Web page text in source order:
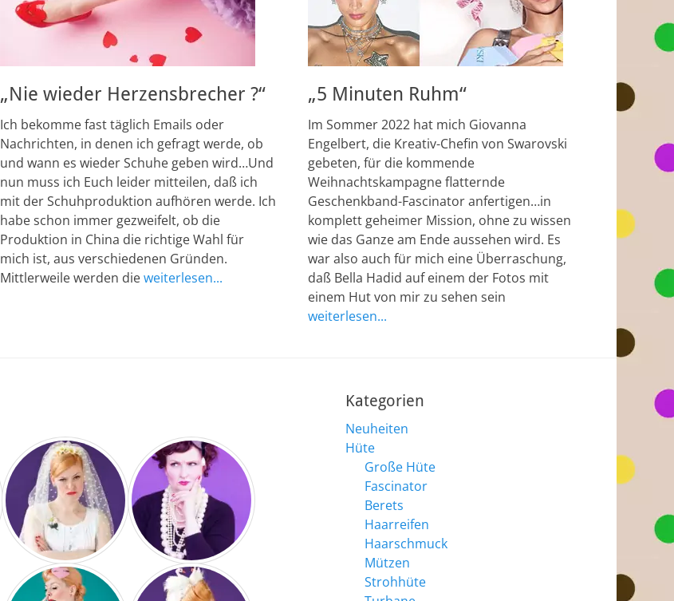
„Nie wieder Herzensbrecher ?“
Ich bekomme fast täglich Emails oder
Nachrichten, in denen ich gefragt werde, ob
und wann es wieder Schuhe geben wird…Und
nun muss ich Euch leider mitteilen, daß ich
mit der Schuhproduktion aufhören werde. Ich
habe schon immer gezweifelt, ob die
Produktion in China die richtige Wahl für
mich ist, aus verschiedenen Gründen.
Mittlerweile werden dieweiterlesen...
„5 Minuten Ruhm“
Im Sommer 2022 hat mich Giovanna
Engelbert, die Kreativ-Chefin von Swarovski
gebeten, für die kommende
Weihnachtskampagne flatternde
Geschenkband-Fascinator anfertigen…in
komplett geheimer Mission, ohne zu wissen
wie das Ganze am Ende aussehen wird. Es
war also auch für mich eine Überraschung,
daß Bella Hadid auf einem der Fotos mit
einem Hut von mir zu sehen sein
weiterlesen...
Kategorien
Neuheiten
Hüte
Große Hüte
Fascinator
Berets
Haarreifen
Haarschmuck
Mützen
Strohhüte